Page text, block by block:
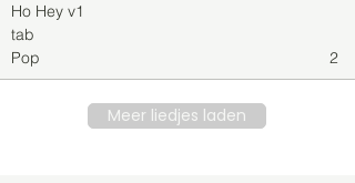
Ho Hey v1
tab
Pop
2
Meer liedjes laden